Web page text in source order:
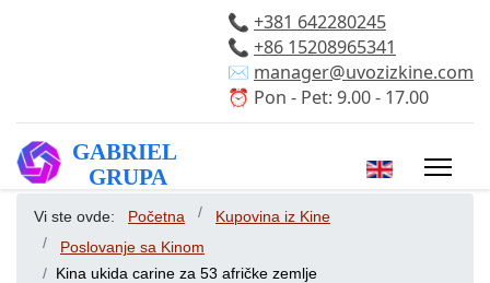
📞 +381 642280245
📞 +86 15208965341
✉️ manager@uvozizkine.com
⏰ Pon - Pet: 9.00 - 17.00
Izaberite vaš
Vi ste ovde: Početna
Kupovina iz Kine
Poslovanje sa Kinom
Kina ukida carine za 53 afričke zemlje